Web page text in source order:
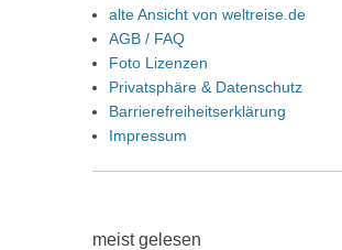
alte Ansicht von weltreise.de
AGB / FAQ
Foto Lizenzen
Privatsphäre & Datenschutz
Barrierefreiheitserklärung
Impressum
meist gelesen